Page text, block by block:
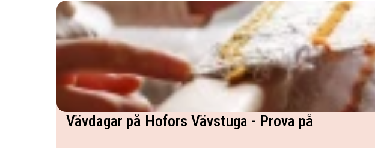
Vävdagar på Hofors Vävstuga - Prova på